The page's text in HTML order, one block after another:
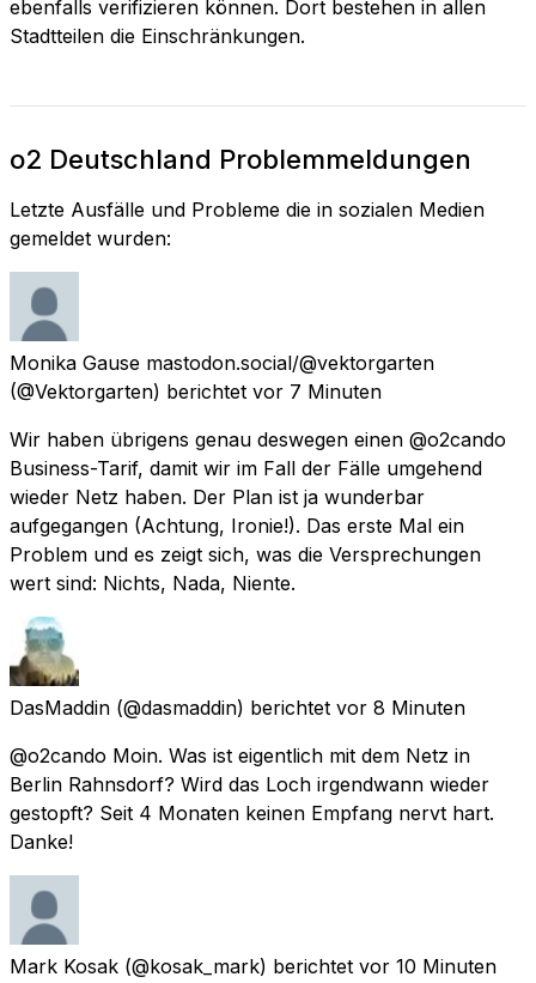
ebenfalls verifizieren können. Dort bestehen in allen
Stadtteilen die Einschränkungen.
o2 Deutschland Problemmeldungen
Letzte Ausfälle und Probleme die in sozialen Medien
gemeldet wurden:
Monika Gause mastodon.social/@vektorgarten
(@Vektorgarten) berichtet vor 7 Minuten
Wir haben übrigens genau deswegen einen @o2cando
Business-Tarif, damit wir im Fall der Fälle umgehend
wieder Netz haben. Der Plan ist ja wunderbar
aufgegangen (Achtung, Ironie!). Das erste Mal ein
Problem und es zeigt sich, was die Versprechungen
wert sind: Nichts, Nada, Niente.
DasMaddin (@dasmaddin) berichtet vor 8 Minuten
@o2cando Moin. Was ist eigentlich mit dem Netz in
Berlin Rahnsdorf? Wird das Loch irgendwann wieder
gestopft? Seit 4 Monaten keinen Empfang nervt hart.
Danke!
Mark Kosak (@kosak_mark) berichtet vor 10 Minuten